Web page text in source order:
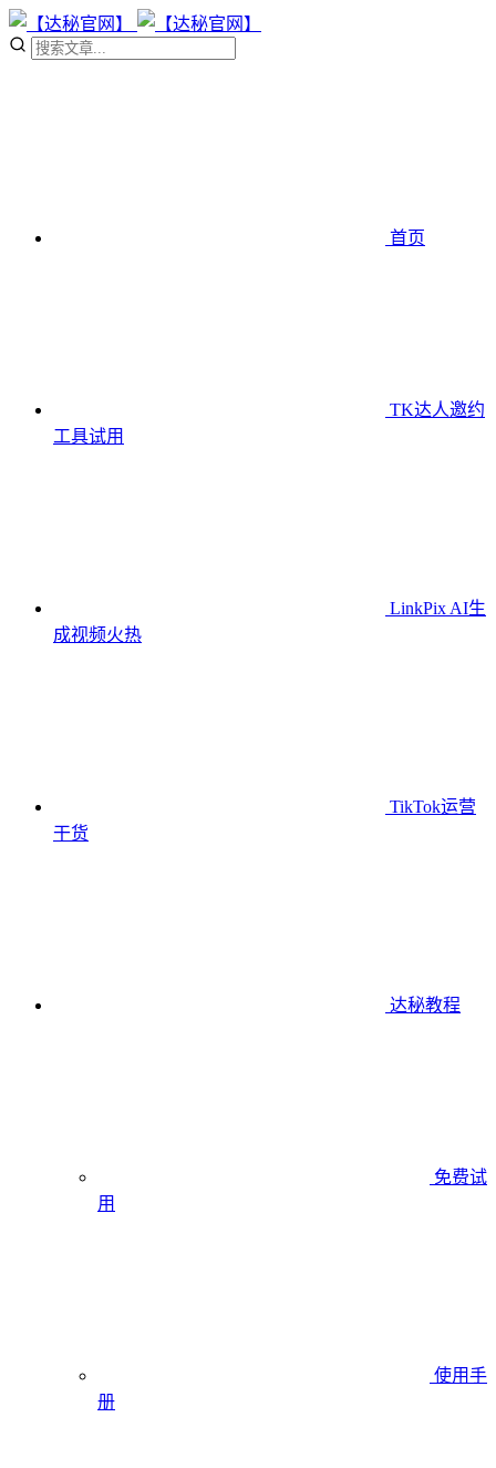
首页
TK达人邀约
工具试用
LinkPix AI生
成视频火热
TikTok运营
干货
达秘教程
免费试
用
使用手
册